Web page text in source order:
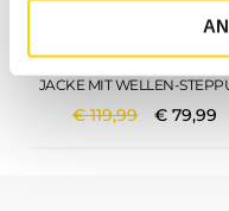
STREET ONE STUDIO
€119,99 €79,99